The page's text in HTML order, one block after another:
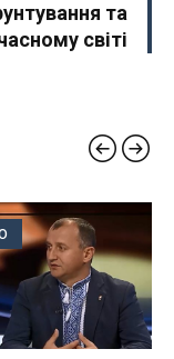
та
світі